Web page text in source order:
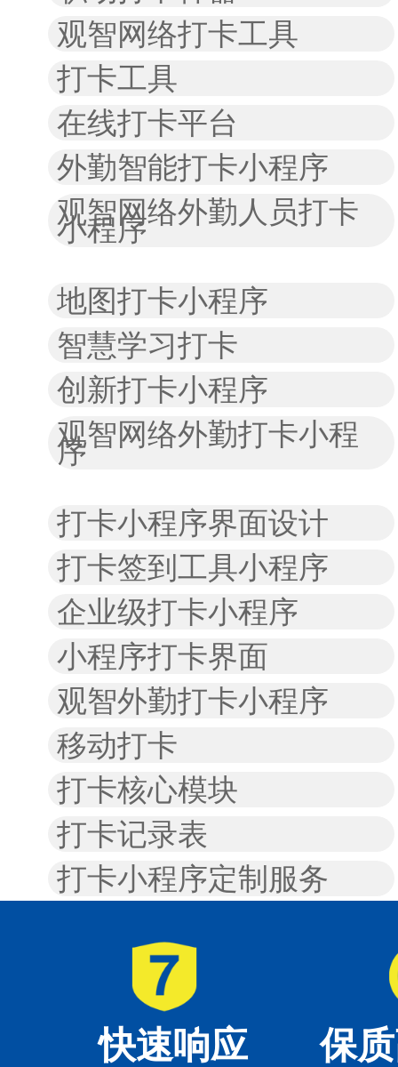
观智网络打卡工具
打卡工具
在线打卡平台
外勤智能打卡小程序
观智网络外勤人员打卡
小程序
地图打卡小程序
智慧学习打卡
创新打卡小程序
观智网络外勤打卡小程
序
打卡小程序界面设计
打卡签到工具小程序
企业级打卡小程序
小程序打卡界面
观智外勤打卡小程序
移动打卡
打卡核心模块
打卡记录表
打卡小程序定制服务
快速响应 保